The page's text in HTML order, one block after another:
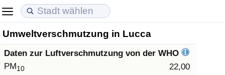
Umweltverschmutzung in Lucca
Daten zur Luftverschmutzung von der WHO
PM10
22,00
Lebenshaltungskosten
Lebenshaltungskosten-Index (aktuell)
Immobilienpreise
Immobilienpreis-Index (aktuell)
Lebensqualität
Lebensqualität-Index